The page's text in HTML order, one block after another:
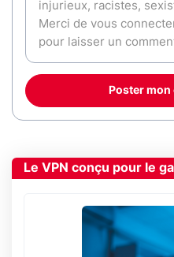
Poster
Le VPN conçu pour le